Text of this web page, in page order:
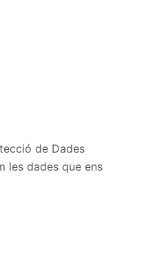
de Dades
les dades que ens